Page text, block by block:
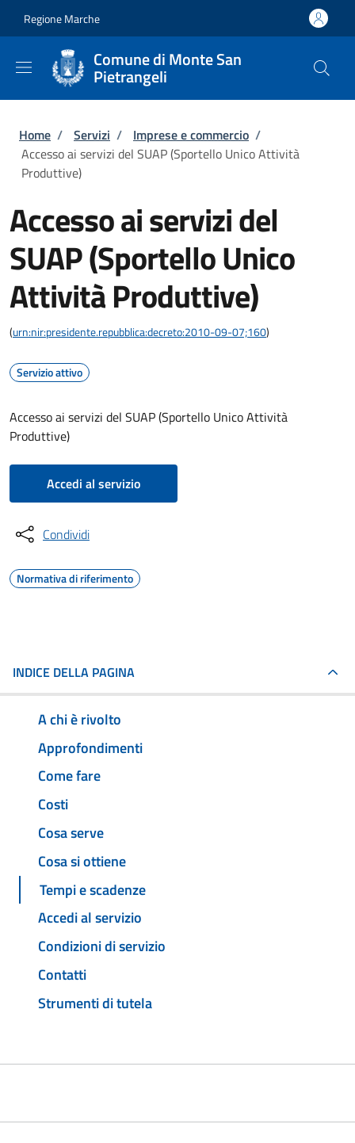
Regione Marche
Comune di Monte San
Pietrangeli
Briciole di pane
Home / Servizi / Imprese e commercio /
Accesso ai servizi del SUAP (Sportello Unico Attività
Produttive)
Accesso ai servizi del
SUAP (Sportello Unico
Attività Produttive)
(urn:nir:presidente.repubblica:decreto:2010-09-07;160)
Servizio attivo
Accesso ai servizi del SUAP (Sportello Unico Attività
Produttive)
Accedi al servizio
Condividi
Normativa di riferimento
INDICE DELLA PAGINA
A chi è rivolto
Approfondimenti
Come fare
Costi
Cosa serve
Cosa si ottiene
Tempi e scadenze
Accedi al servizio
Condizioni di servizio
Contatti
Strumenti di tutela